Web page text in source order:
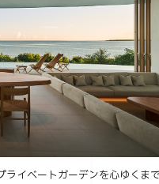
ライベートガーデンを心ゆくま